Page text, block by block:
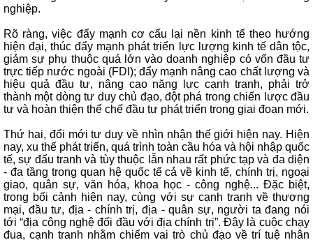
nghiệp.
Rõ ràng, việc đẩy mạnh cơ cấu lại nền kinh tế theo hướng
hiện đại, thúc đẩy mạnh phát triển lực lượng kinh tế dân tộc,
giảm sự phụ thuộc quá lớn vào doanh nghiệp có vốn đầu tư
trực tiếp nước ngoài (FDI); đẩy mạnh nâng cao chất lượng và
hiệu quả đầu tư, nâng cao năng lực cạnh tranh, phải trở
thành một dòng tư duy chủ đạo, đột phá trong chiến lược đầu
tư và hoàn thiện thể chế đầu tư phát triển trong giai đoạn mới.
Thứ hai, đổi mới tư duy về nhìn nhận thế giới hiện nay. Hiện
nay, xu thế phát triển, quá trình toàn cầu hóa và hội nhập quốc
tế, sự đấu tranh và tùy thuộc lẫn nhau rất phức tạp và đa diện
- đa tầng trong quan hệ quốc tế cả về kinh tế, chính trị, ngoại
giao, quân sự, văn hóa, khoa học - công nghệ... Đặc biệt,
trong bối cảnh hiện nay, cùng với sự cạnh tranh về thương
mại, đầu tư, địa - chính trị, địa - quân sự, người ta đang nói
tới “địa công nghệ đối đầu với địa chính trị”. Đây là cuộc chạy
đua, cạnh tranh nhằm chiếm vai trò chủ đạo về trí tuệ nhân